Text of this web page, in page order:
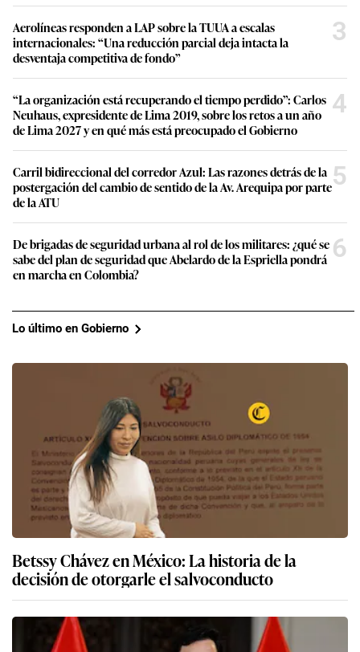
Aerolíneas responden a LAP sobre la TUUA a escalas
internacionales: “Una reducción parcial deja intacta la
desventaja competitiva de fondo”
3
“La organización está recuperando el tiempo perdido”: Carlos
Neuhaus, expresidente de Lima 2019, sobre los retos a un año
de Lima 2027 y en qué más está preocupado el Gobierno
4
Carril bidireccional del corredor Azul: Las razones detrás de la
postergación del cambio de sentido de la Av. Arequipa por parte
de la ATU
5
De brigadas de seguridad urbana al rol de los militares: ¿qué se
sabe del plan de seguridad que Abelardo de la Espriella pondrá
en marcha en Colombia?
6
Lo último en Gobierno
Betssy Chávez en México: La historia de la
decisión de otorgarle el salvoconducto